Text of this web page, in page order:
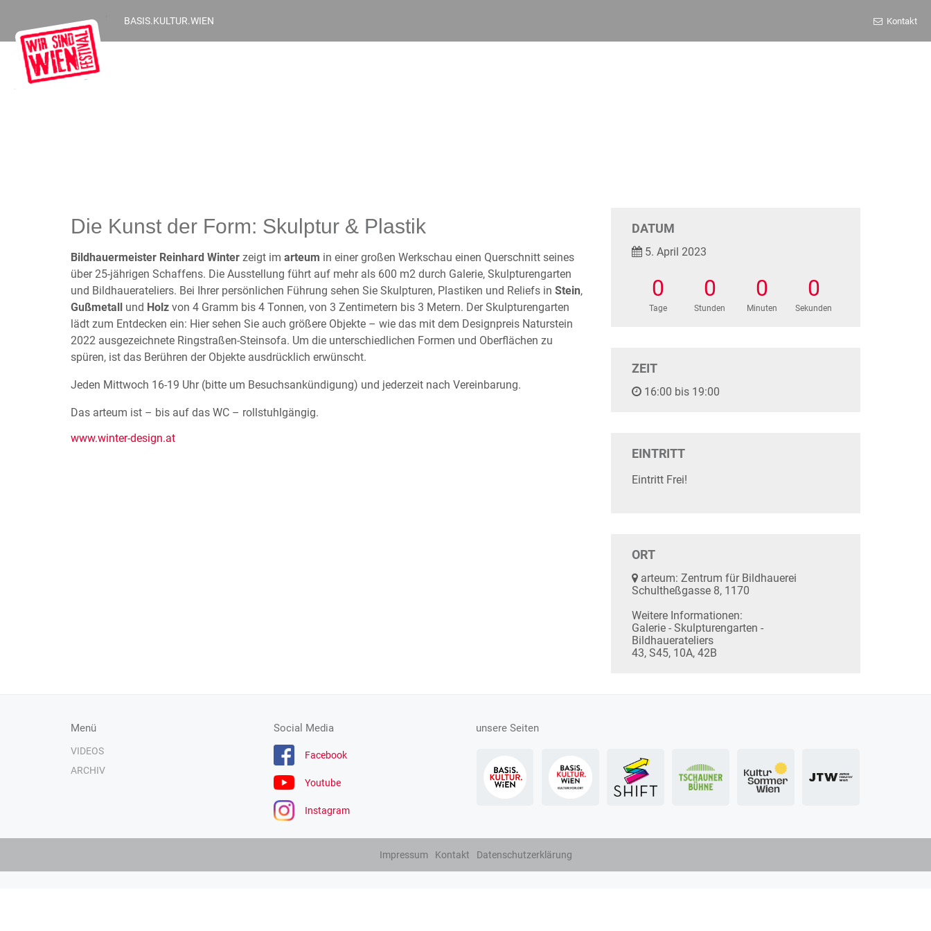
BASIS.KULTUR.WIEN Kontakt
Die Kunst der Form: Skulptur & Plastik
Bildhauermeister Reinhard Winter zeigt im arteum in einer großen Werkschau einen Querschnitt seines
über 25-jährigen Schaffens. Die Ausstellung führt auf mehr als 600 m2 durch Galerie, Skulpturengarten
und Bildhauerateliers. Bei Ihrer persönlichen Führung sehen Sie Skulpturen, Plastiken und Reliefs in Stein,
Gußmetall und Holz von 4 Gramm bis 4 Tonnen, von 3 Zentimetern bis 3 Metern. Der Skulpturengarten
lädt zum Entdecken ein: Hier sehen Sie auch größere Objekte – wie das mit dem Designpreis Naturstein
2022 ausgezeichnete Ringstraßen-Steinsofa. Um die unterschiedlichen Formen und Oberflächen zu
spüren, ist das Berühren der Objekte ausdrücklich erwünscht.
Jeden Mittwoch 16-19 Uhr (bitte um Besuchsankündigung) und jederzeit nach Vereinbarung.
Das arteum ist – bis auf das WC – rollstuhlgängig.
www.winter-design.at
DATUM
5. April 2023
0
Tage
0
Stunden
0
Minuten
0
Sekunden
ZEIT
16:00 bis 19:00
EINTRITT
Eintritt Frei!
ORT
arteum: Zentrum für Bildhauerei
Schultheßgasse 8, 1170
Weitere Informationen:
Galerie - Skulpturengarten -
Bildhauerateliers
43, S45, 10A, 42B
Menü
VIDEOS
ARCHIV
Social Media
Facebook
Youtube
Instagram
unsere Seiten
Impressum Kontakt Datenschutzerklärung